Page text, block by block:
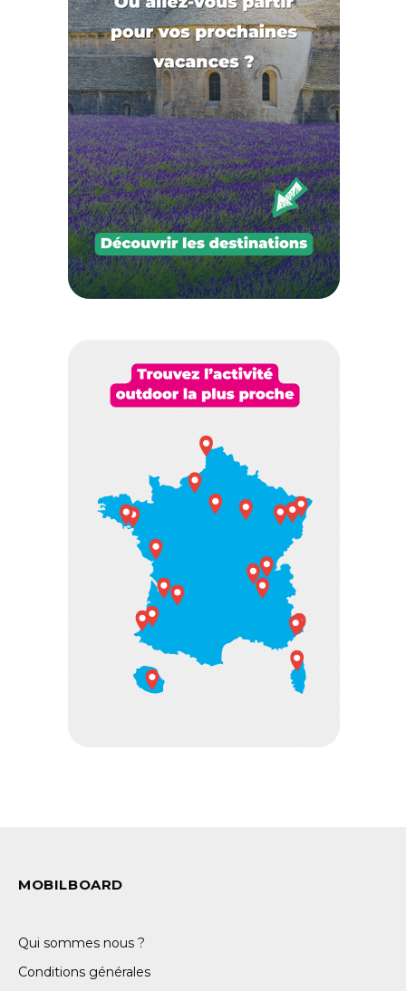
MOBILBOARD
Qui sommes nous ?
Conditions générales